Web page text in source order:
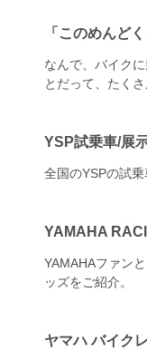
「このめんど
なんで、バイク
とだって、たくさ
YSP試乗車/展
全国のYSPの試
YAMAHA
YAMAHAファン
ッズをご紹介。
ヤマハ バイク